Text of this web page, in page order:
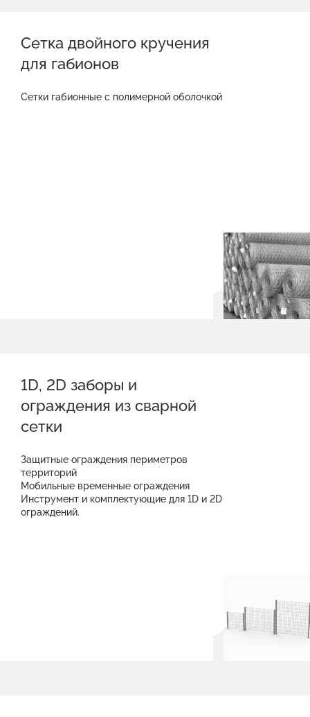
Сетка двойного кручения
для габионов
Сетки габионные с полимерной оболочкой
1D, 2D заборы и
ограждения из сварной
сетки
Защитные ограждения периметров
территорий
Мобильные временные ограждения
Инструмент и комплектующие для 1D и 2D
ограждений.